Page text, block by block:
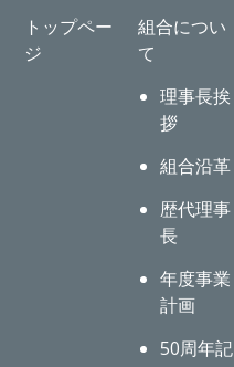
トップペー
ジ
組合につい
て
理事長挨
拶
組合沿革
歴代理事
長
年度事業
計画
50周年記